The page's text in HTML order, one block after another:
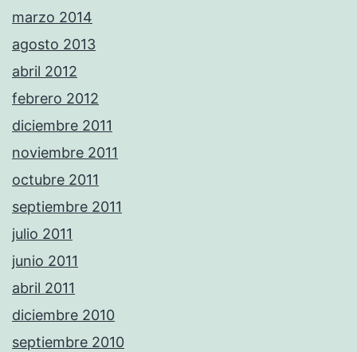
marzo 2014
agosto 2013
abril 2012
febrero 2012
diciembre 2011
noviembre 2011
octubre 2011
septiembre 2011
julio 2011
junio 2011
abril 2011
diciembre 2010
septiembre 2010